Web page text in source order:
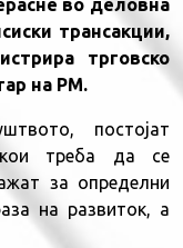
во деловна
трансакции,
трговско
на РМ.
постојат
кои треба да се
за определни
на развиток, а